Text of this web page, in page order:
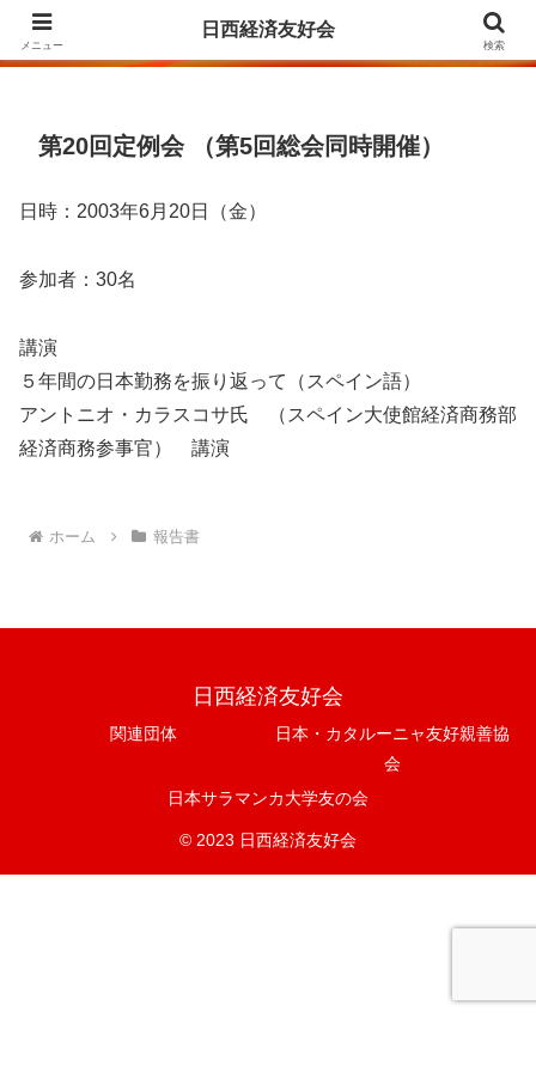
Agrupación para la Amistad y el Fomento de las Relaciones Económicas
第20回定例会 （第5回総会同時開催）
日時：2003年6月20日（金）
参加者：30名
講演
５年間の日本勤務を振り返って（スペイン語）
アントニオ・カラスコサ氏 （スペイン大使館経済商務部
経済商務参事官） 講演
ホーム 報告書
日西経済友好会
関連団体
日本・カタルーニャ友好親善協
会
日本サラマンカ大学友の会
© 2023 日西経済友好会
メニュー
日西経済友好会
検索